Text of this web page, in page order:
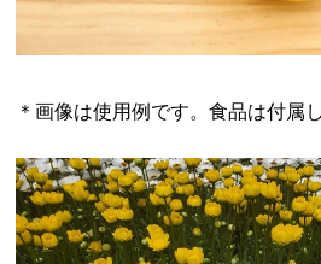
＊画像は使用例です。食品は付属